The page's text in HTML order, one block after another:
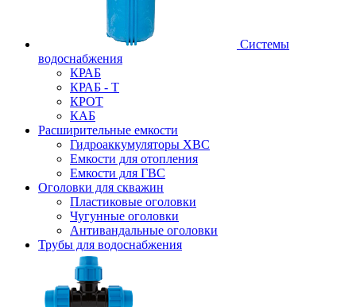
Системы
водоснабжения
КРАБ
КРАБ - Т
КРОТ
КАБ
Расширительные емкости
Гидроаккумуляторы ХВС
Емкости для отопления
Емкости для ГВС
Оголовки для скважин
Пластиковые оголовки
Чугунные оголовки
Антивандальные оголовки
Трубы для водоснабжения